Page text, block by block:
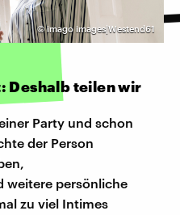
©imago images|Westend61
Deshalb teilen wir
Party und schon
der Person
weitere persönliche
zu viel Intimes